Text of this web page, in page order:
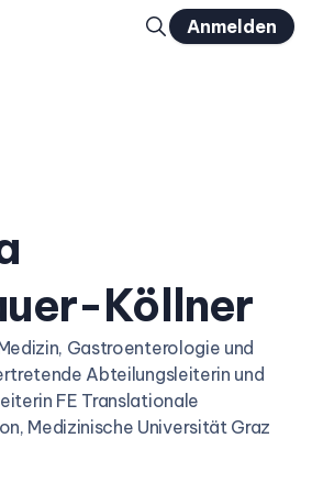
Anmelden
Köllner
Gastroenterologie und
Abteilungsleiterin und
FE Translationale
Medizinische Universität Graz